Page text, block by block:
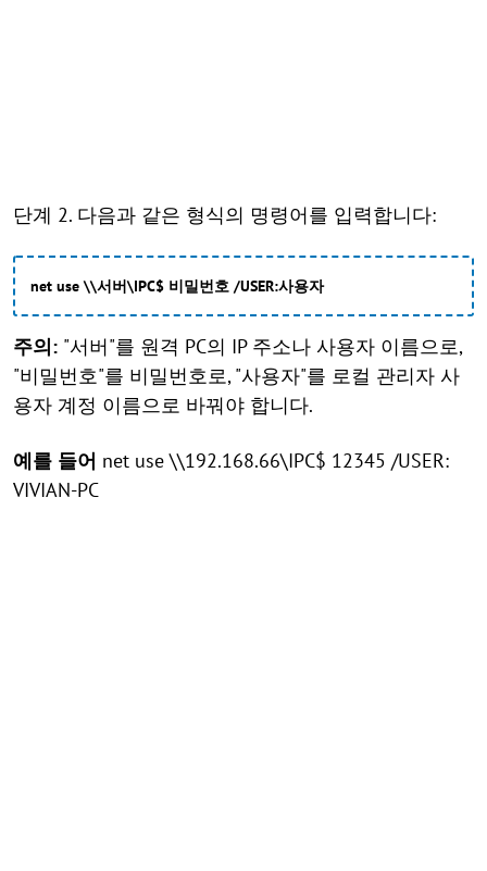
단계 2. 다음과 같은 형식의 명령어를 입력합니다:
net use \\서버\IPC$ 비밀번호 /USER:사용자
주의: "서버"를 원격 PC의 IP 주소나 사용자 이름으로,
"비밀번호"를 비밀번호로, "사용자"를 로컬 관리자 사
용자 계정 이름으로 바꿔야 합니다.
예를 들어 net use \\192.168.66\IPC$ 12345 /USER:
VIVIAN-PC